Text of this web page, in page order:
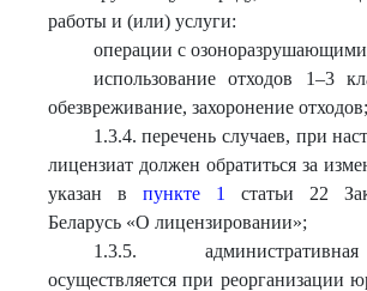
работы и (или) услуги:
операции с
использование отходов 1–3
обезвреживание, захоронение отходов;
1.3.4. перечень случаев, при
лицензиат должен обратиться за
указан в пункте 1
статьи 22
Беларусь «О лицензировании»;
1.3.5.
осуществляется при реорганизации